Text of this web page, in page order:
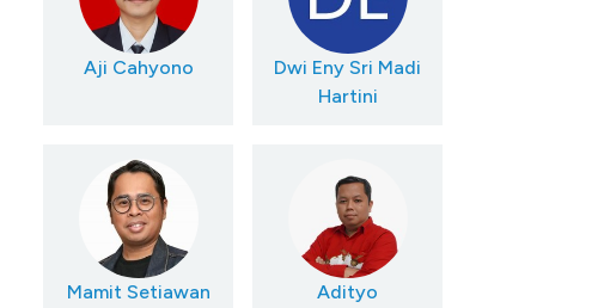
Aji Cahyono
Dwi Eny Sri Madi
Hartini
Mamit Setiawan
Adityo